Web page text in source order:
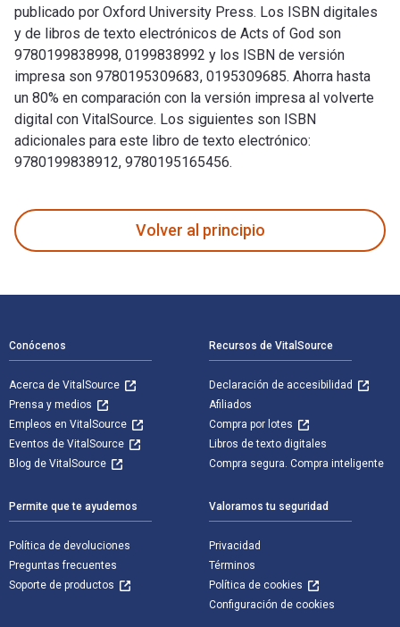
publicado por Oxford University Press. Los ISBN digitales
y de libros de texto electrónicos de Acts of God son
9780199838998, 0199838992 y los ISBN de versión
impresa son 9780195309683, 0195309685. Ahorra hasta
un 80% en comparación con la versión impresa al volverte
digital con VitalSource. Los siguientes son ISBN
adicionales para este libro de texto electrónico:
9780199838912, 9780195165456.
Volver al principio
Conócenos
Acerca de VitalSource
Prensa y medios
Empleos en VitalSource
Eventos de VitalSource
Blog de VitalSource
Recursos de VitalSource
Declaración de accesibilidad
Afiliados
Compra por lotes
Libros de texto digitales
Compra segura. Compra inteligente
Permite que te ayudemos
Política de devoluciones
Preguntas frecuentes
Soporte de productos
Valoramos tu seguridad
Privacidad
Términos
Política de cookies
Configuración de cookies